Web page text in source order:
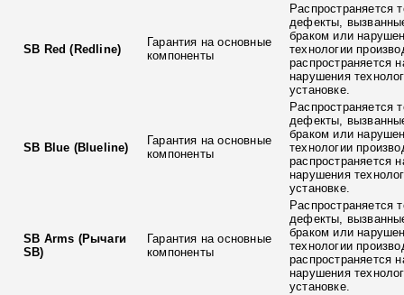
SB Red (Redline)
Гарантия на основные
компоненты
Распространяется
дефекты,
браком или
технологии
распространяется
нарушения
установке.
SB Blue (Blueline)
Гарантия на основные
компоненты
Распространяется
дефекты,
браком или
технологии
распространяется
нарушения
установке.
SB Arms (Рычаги
SB)
Гарантия на основные
компоненты
Распространяется
дефекты,
браком или
технологии
распространяется
нарушения
установке.